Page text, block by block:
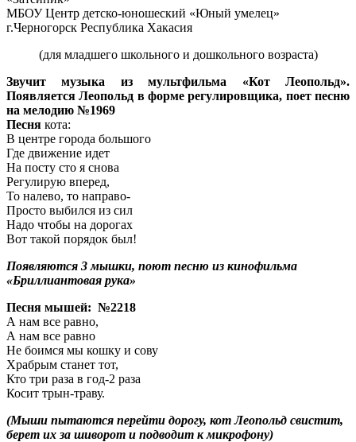
МБОУ Центр детско-юношеский «Юный умелец»
г.Черногорск Республика Хакасия
(для младшего школьного и дошкольного возраста)
Звучит музыка из мультфильма «Кот Леопольд».
Появляется Леопольд в форме регулировщика, поет песню
на мелодию №1969
Песня кота:
В центре города большого
Где движение идет
На посту сто я снова
Регулирую вперед,
То налево, то направо-
Просто выбился из сил
Надо чтобы на дорогах
Вот такой порядок был!
Появляются 3 мышки, поют песню из кинофильма
«Бриллиантовая рука»
Песня мышей: №2218
А нам все равно,
А нам все равно
Не боимся мы кошку и сову
Храбрым станет тот,
Кто три раза в год-2 раза
Косит трын-траву.
(Мыши пытаются перейти дорогу, кот Леопольд свистит,
берет их за шиворот и подводит к микрофону)